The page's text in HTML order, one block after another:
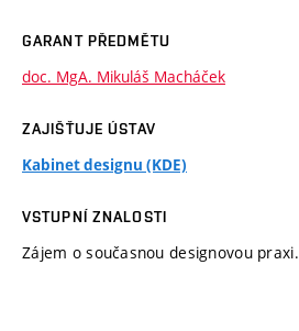
GARANT PŘEDMĚTU
doc. MgA. Mikuláš Macháček
ZAJIŠŤUJE ÚSTAV
Kabinet designu (KDE)
VSTUPNÍ ZNALOSTI
Zájem o současnou designovou praxi.